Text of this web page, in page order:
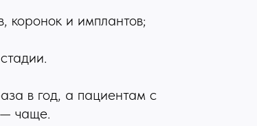
коронок и имплантов;
в год, а пациентам с
чаще.